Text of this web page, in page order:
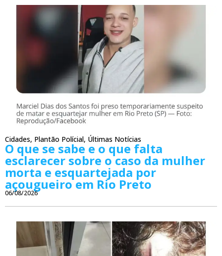
Cidades, Plantão Polícial, Últimas Notícias
O que se sabe e o que falta
esclarecer sobre o caso da mulher
morta e esquartejada por
açougueiro em Rio Preto
06/08/2026